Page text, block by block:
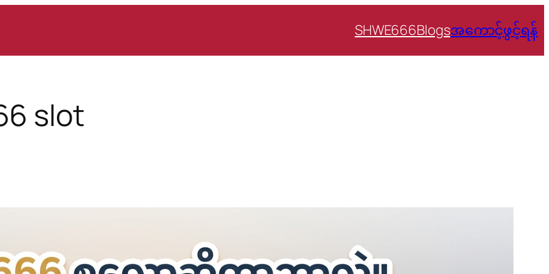
SHWE666Blogsအကောင့်ဖွင့်ရန်
slot